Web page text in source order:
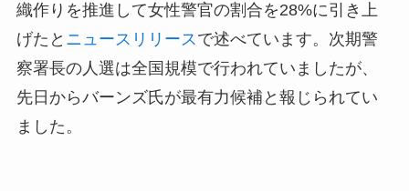
織作りを推進して女性警官の割合を28%に引き上
げたと ニュースリリースで述べています。次期警
察署長の人選は全国規模で行われていましたが、
先日からバーンズ氏が最有力候補と報じられてい
ました。